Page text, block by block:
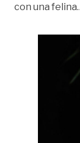
con una felina